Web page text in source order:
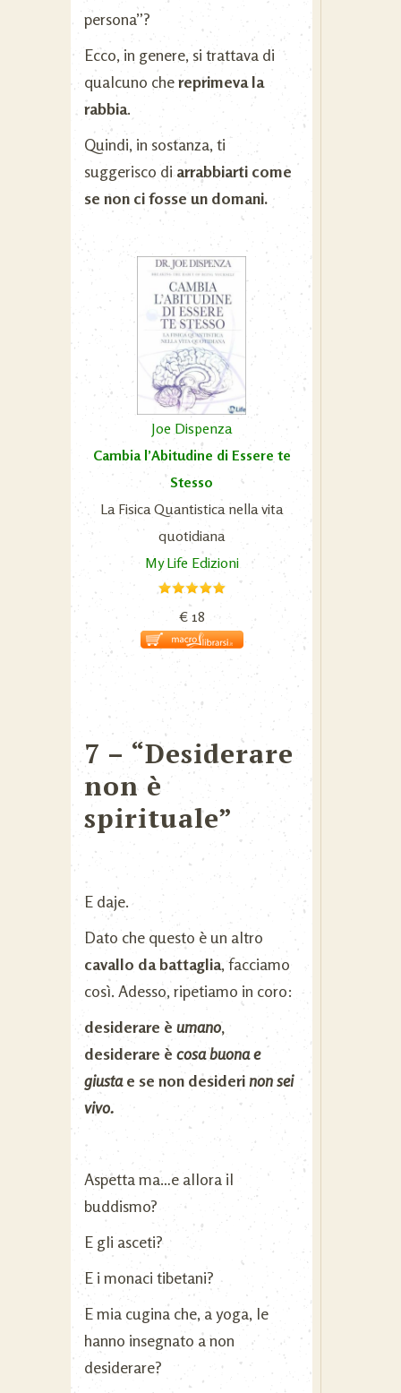
persona”?
Ecco, in genere, si trattava di
qualcuno chereprimeva la
rabbia.
Quindi, in sostanza, ti
suggerisco diarrabbiarti come
se non ci fosse un domani.
Joe Dispenza
Cambia l’Abitudine di Essere te
Stesso
La Fisica Quantistica nella vita
quotidiana
My Life Edizioni
€ 18
7 – “Desiderare
non è
spirituale”
E daje.
Dato che questo è un altro
cavallo da battaglia, facciamo
così. Adesso, ripetiamo in coro:
desiderare è umano,
desiderare è cosa buona e
giustae se non desiderinon sei
vivo.
Aspetta ma…e allora il
buddismo?
E gli asceti?
E i monaci tibetani?
E mia cugina che, a yoga, le
hanno insegnato a non
desiderare?